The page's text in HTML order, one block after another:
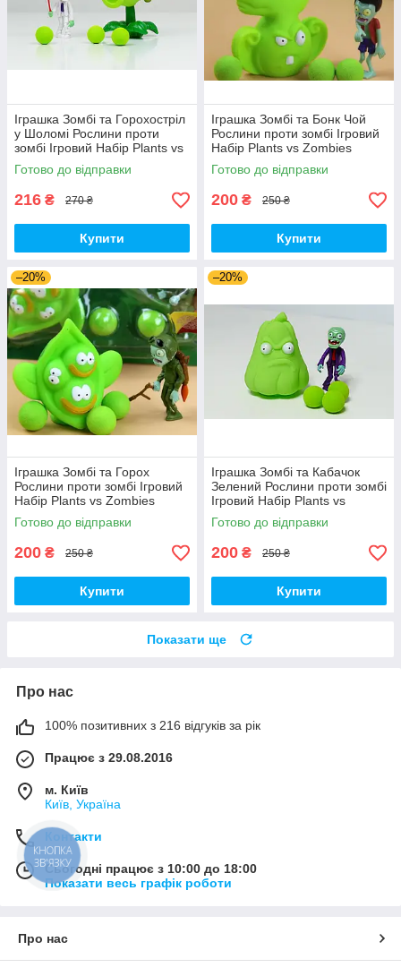
Іграшка Зомбі та Горохостріл
у Шоломі Рослини проти
зомбі Ігровий Набір Plants vs
Zombies (00435)
Готово до відправки
216 ₴ 270 ₴
Купити
Іграшка Зомбі та Бонк Чой
Рослини проти зомбі Ігровий
Набір Plants vs Zombies
(00287)
Готово до відправки
200 ₴ 250 ₴
Купити
–20%
Іграшка Зомбі та Горох
Рослини проти зомбі Ігровий
Набір Plants vs Zombies
(00252)
Готово до відправки
200 ₴ 250 ₴
Купити
–20%
Іграшка Зомбі та Кабачок
Зелений Рослини проти зомбі
Ігровий Набір Plants vs
Zombies (00353)
Готово до відправки
200 ₴ 250 ₴
Купити
Показати ще
Про нас
100% позитивних з 216 відгуків за рік
Працює з 29.08.2016
м. Київ
Київ, Україна
Контакти
Сьогодні працює з 10:00 до 18:00
Показати весь графік роботи
Про нас
КНОПКА
ЗВ'ЯЗКУ